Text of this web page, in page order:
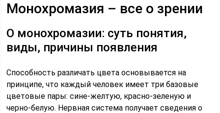
Монохромазия – все о зрении
О монохромазии: суть понятия,
виды, причины появления
Способность различать цвета основывается на
принципе, что каждый человек имеет три базовые
цветовые пары: сине-желтую, красно-зеленую и
черно-белую. Нервная система получает сведения о